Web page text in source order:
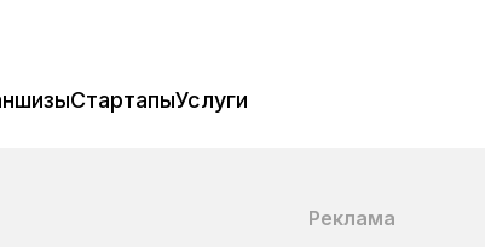
СтартапыУслуги
Реклама